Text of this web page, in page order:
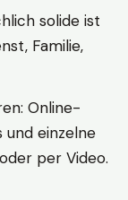
solide ist
Familie,
Online-
und einzelne
per Video.